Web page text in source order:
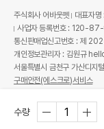
수량
주식회사 어바웃펫
대표자명
사업자 등록번호 : 120-
통신판매업신고번호 : 제
개인정보관리자 : 김원규
서울특별시 금천구 가산디
구매안전(에스크로)서비스